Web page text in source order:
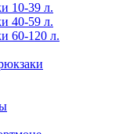
10-39 л.
40-59 л.
60-120 л.